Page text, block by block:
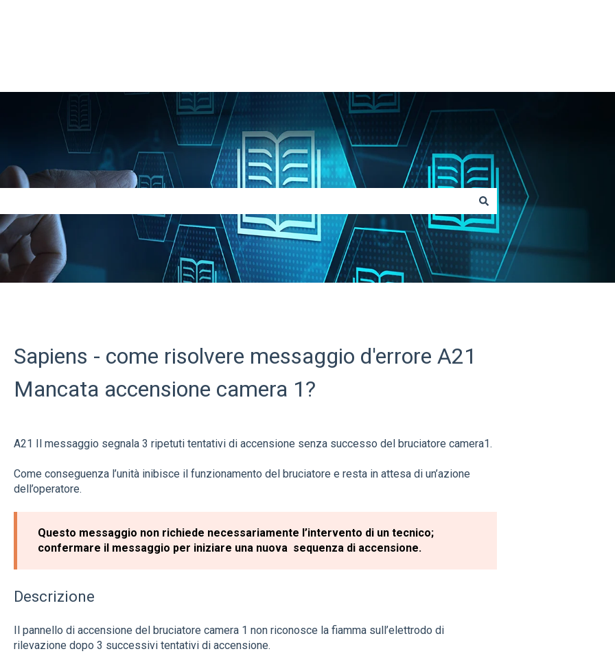
il campo di ricerca è vuoto.
Sapiens - come risolvere messaggio d'errore A21
Mancata accensione camera 1?
A21 Il messaggio segnala 3 ripetuti tentativi di accensione senza successo del bruciatore camera1.
Come conseguenza l’unità inibisce il funzionamento del bruciatore e resta in attesa di un’azione
dell’operatore.
Questo messaggio non richiede necessariamente l’intervento di un tecnico;
confermare il messaggio per iniziare una nuova sequenza di accensione.
Descrizione
Il pannello di accensione del bruciatore camera 1 non riconosce la fiamma sull’elettrodo di
rilevazione dopo 3 successivi tentativi di accensione.